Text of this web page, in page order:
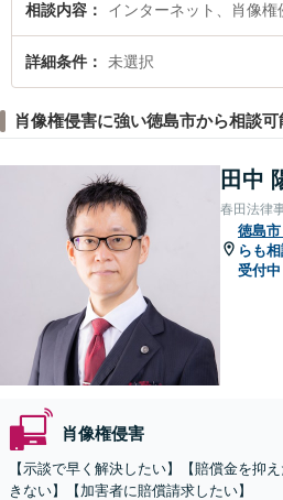
実績豊富な近くの弁護士を検索したい』『初
談できる徳島市内の弁護士に相談予約したい
すすめです。
相談内容 インターネット、肖像権
詳細条件 未選択
肖像権侵害に強い徳島市から相談
田中
春田法律
徳島市
らも
受付中
肖像権侵害
【示談で早く解決したい】【賠償金を抑
きない】【加害者に賠償請求したい】